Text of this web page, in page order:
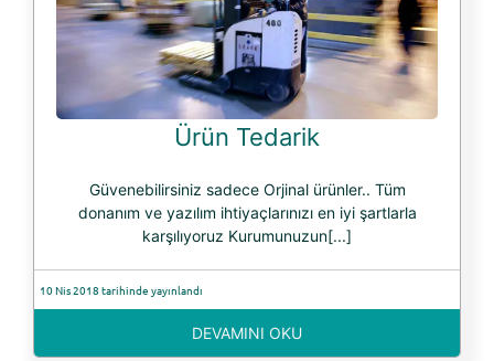
Ürün Tedarik
Güvenebilirsiniz sadece Orjinal ürünler.. Tüm
donanım ve yazılım ihtiyaçlarınızı en iyi şartlarla
karşılıyoruz Kurumunuzun[...]
10 Nis 2018 tarihinde yayınlandı
DEVAMINI OKU